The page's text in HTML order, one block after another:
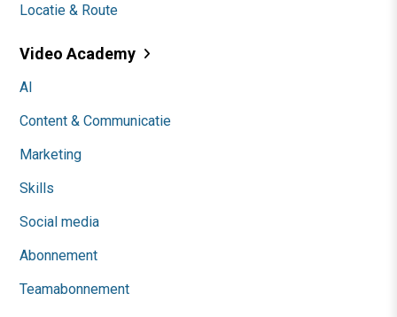
Locatie & Route
Video Academy
AI
Content & Communicatie
Marketing
Skills
Social media
Abonnement
Teamabonnement